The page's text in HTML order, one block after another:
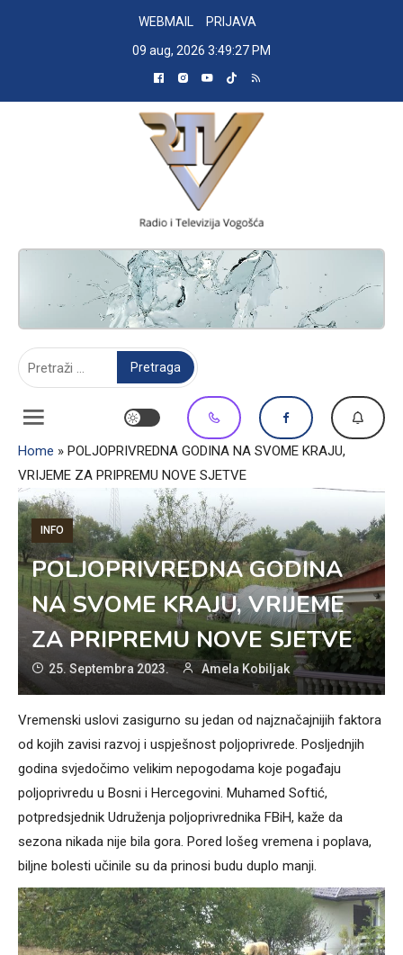
WEBMAIL
PRIJAVA
09 aug, 2026 3:49:28 PM
RADIO TELEVIZIJA VOGOŠĆA
Home » POLJOPRIVREDNA GODINA NA SVOME KRAJU,
VRIJEME ZA PRIPREMU NOVE SJETVE
INFO
POLJOPRIVREDNA GODINA
NA SVOME KRAJU, VRIJEME
ZA PRIPREMU NOVE SJETVE
25. Septembra 2023. Amela Kobiljak
Vremenski uslovi zasigurno su jedan od najznačajnijih faktora
od kojih zavisi razvoj i uspješnost poljoprivrede. Posljednjih
godina svjedočimo velikim nepogodama koje pogađaju
poljoprivredu u Bosni i Hercegovini. Muhamed Softić,
potpredsjednik Udruženja poljoprivrednika FBiH, kaže da
sezona nikada nije bila gora. Pored lošeg vremena i poplava,
biljne bolesti učinile su da prinosi budu duplo manji.